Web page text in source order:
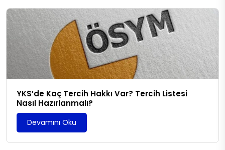
YKS’de Kaç Tercih Hakkı Var? Tercih Listesi
Nasıl Hazırlanmalı?
Devamını Oku